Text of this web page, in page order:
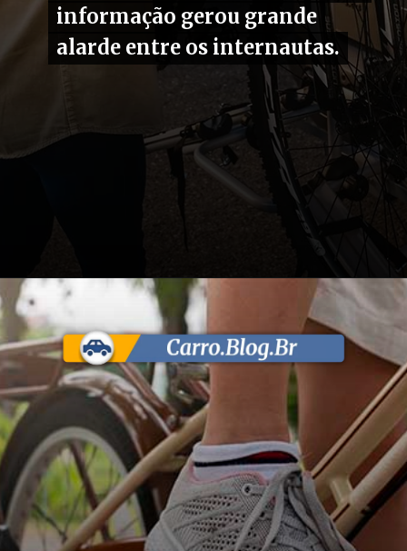
informação gerou grande
alarde entre os internautas.
informação gerou grande
alarde entre os internautas.